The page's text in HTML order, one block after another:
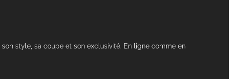
style, sa coupe et son exclusivité. En ligne comme en